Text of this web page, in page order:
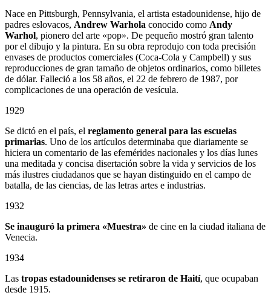
Nace en Pittsburgh, Pennsylvania, el artista estadounidense, hijo de
padres eslovacos, Andrew Warhola conocido como Andy
Warhol, pionero del arte «pop». De pequeño mostró gran talento
por el dibujo y la pintura. En su obra reprodujo con toda precisión
envases de productos comerciales (Coca-Cola y Campbell) y sus
reproducciones de gran tamaño de objetos ordinarios, como billetes
de dólar. Falleció a los 58 años, el 22 de febrero de 1987, por
complicaciones de una operación de vesícula.
1929
Se dictó en el país, el reglamento general para las escuelas
primarias. Uno de los artículos determinaba que diariamente se
hiciera un comentario de las efemérides nacionales y los días lunes
una meditada y concisa disertación sobre la vida y servicios de los
más ilustres ciudadanos que se hayan distinguido en el campo de
batalla, de las ciencias, de las letras artes e industrias.
1932
Se inauguró la primera «Muestra» de cine en la ciudad italiana de
Venecia.
1934
Las tropas estadounidenses se retiraron de Haití, que ocupaban
desde 1915.